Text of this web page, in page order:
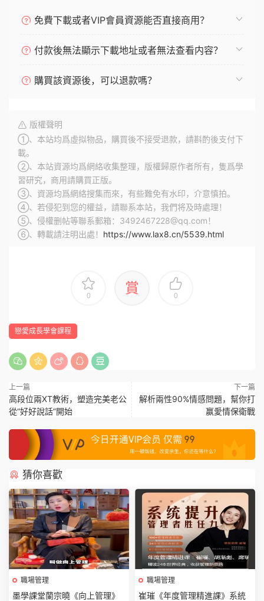
免費下載或者VIP會員資源能否直接商用？
付款後無法顯示下載地址或者無法查看内容？
購買該資源後，可以退款嗎？
版權聲明
①、本站均爲虛拟物品，購買後不接受退款，請斟酌後支付下
載。
②、本站資源均爲網絡收集整理，版權歸原作者所有，隻爲學
習研究，商用請購買正版。
③、資源均爲網絡搜集而來，有些難免有水印，介意慎拍。
④、若侵犯到您的權益，請聯系本站，我們将及時處理！
⑤、侵權删帖等聯系郵箱：3492467228@qq.com！
⑥、轉載請注明出處！ https://www.lax8.cn/5539.html
0 賞 0
戀愛成長學會課程
上一篇
高段位兩XT教術，塑造完美老公
從“好好說話”開始
下一篇
解析兩性90%情感問題，幫你打
赢愛情保衛戰
猜你喜歡
職場管理
墨學課堂蘭宗曉《向上管理》
職場管理
崔璀《年度管理精進課》系統